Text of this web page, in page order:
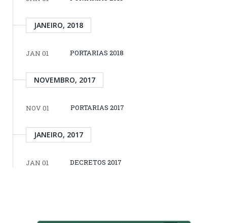
JANEIRO, 2018
JAN 01 PORTARIAS 2018
NOVEMBRO, 2017
NOV 01 PORTARIAS 2017
JANEIRO, 2017
JAN 01 DECRETOS 2017